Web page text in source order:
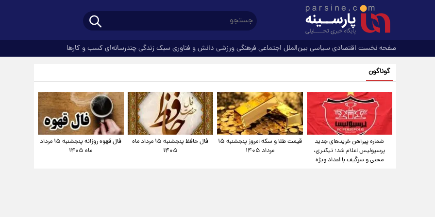
صفحه نخست اقتصادی سیاسی بین‌الملل اجتماعی فرهنگیورزشی دانش و فناوری سبک زندگیچندرسانه‌ای کسب و کارها
گوناگون
شماره پیراهن خریدهای جدید
پرسپولیس اعلام شد؛ تیکدری،
محبی و سرگیف با اعداد ویژه
قیمت طلا و سکه امروز پنجشنبه ۱۵
مرداد ۱۴۰۵
فال حافظ پنجشنبه ۱۵ مرداد ماه
۱۴۰۵
فال قهوه روزانه پنجشنبه ۱۵ مرداد
ماه ۱۴۰۵